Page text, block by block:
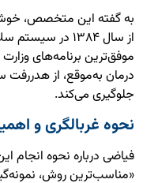
به گفته این متخصص،
از سال ۱۳۸۴ در
موفق‌ترین برنامه‌های
درمان به‌موقع، از هدررفت
جلوگیری می‌کند.
نحوه غربالگری و
فیاضی درباره نحوه